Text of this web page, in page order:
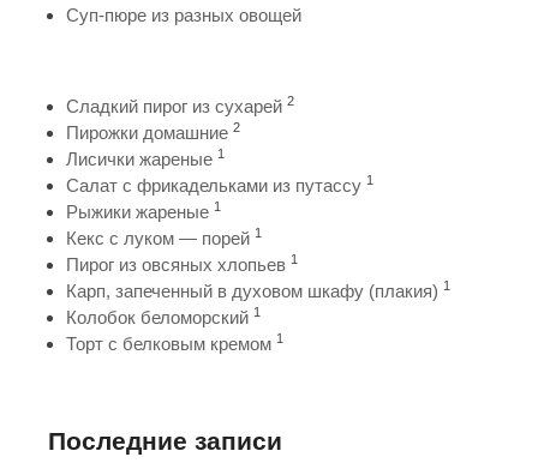
Суп-пюре из разных овощей
Сладкий пирог из сухарей 2
Пирожки домашние 2
Лисички жареные 1
Салат с фрикадельками из путассу 1
Рыжики жареные 1
Кекс с луком — порей 1
Пирог из овсяных хлопьев 1
Карп, запеченный в духовом шкафу (плакия) 1
Колобок беломорский 1
Торт с белковым кремом 1
Последние записи